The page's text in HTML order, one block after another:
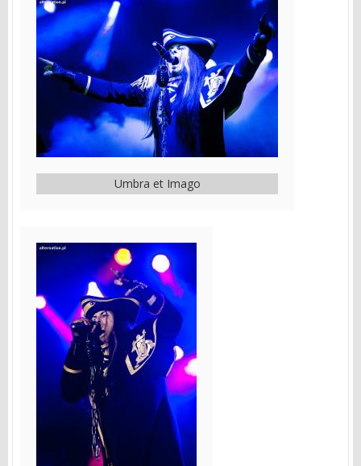
Umbra et Imago